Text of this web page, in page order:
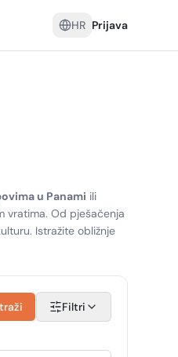
HR Prijava
u Panami ili
vratima. Od pješačenja
Istražite obližnje
Filtri